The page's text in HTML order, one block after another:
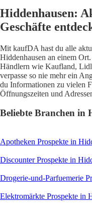
Hiddenhausen:
Geschäfte
Mit kaufDA hast du alle
Hiddenhausen an einem
Händlern wie Kaufland,
verpasse so nie mehr ein
du Informationen zu vielen
Öffnungszeiten und
Beliebte Branchen in
Apotheken Prospekte in
DiscounterProspekte in
Drogerie-und-Parfuemerie
Elektromärkte Prospekte in